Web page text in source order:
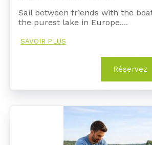
Sail between friends with the
the purest lake in Europe.…
SAVOIR PLUS
Réservez